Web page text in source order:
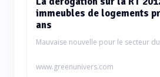
immeubles de logements
ans
Mauvaise nouvelle pour le secteur
www.greenunivers.com